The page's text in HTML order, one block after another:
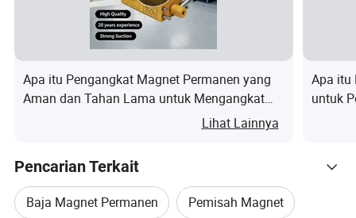
4, POROS ROTASI
Menghemat waktu dan tenaga, rotasi fleksibel,
meningkatkan efisiensi pekerjaan
Perhatian
Bersihkan permukaan lembar baja sebelum
menggunakannya untuk mencegah penurunan daya
magnetik.
Apa itu Pengangkat Magnet Permanen yang
Aman dan Tahan Lama untuk Mengangkat
Lihat Lainnya
Apa itu
untuk
Pencarian Terkait
Baja Magnet Permanen Pemisah Magnet